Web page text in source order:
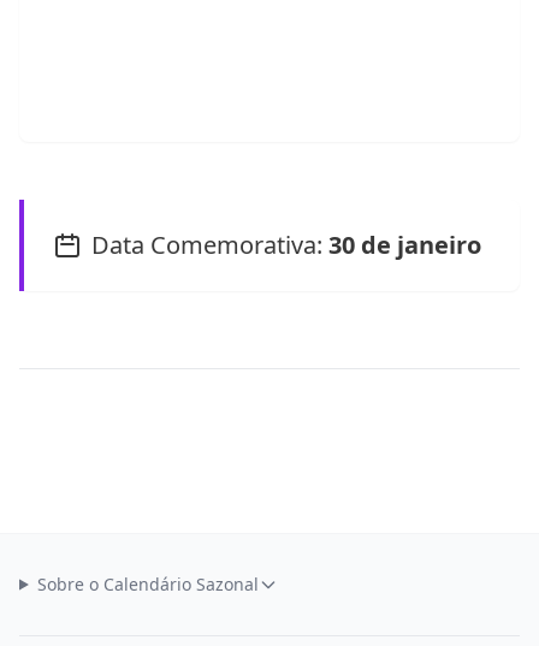
Data Comemorativa: 30 de janeiro
Sobre o Calendário Sazonal